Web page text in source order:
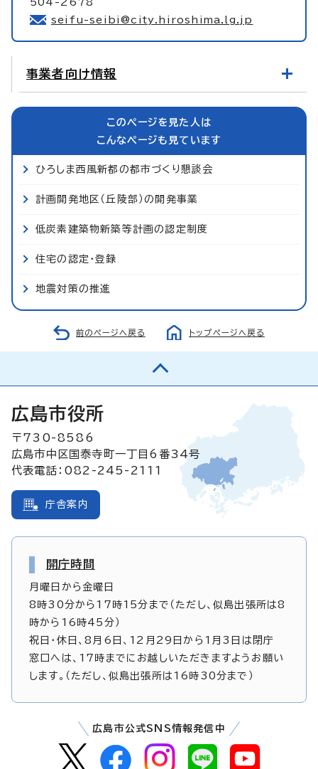
504-2678
seifu-seibi@city.hiroshima.lg.jp
事業者向け情報
このページを見た人は
こんなページも見ています
ひろしま西風新都の都市づくり懇談会
計画開発地区（丘陵部）の開発事業
低炭素建築物新築等計画の認定制度
住宅の認定・登録
地震対策の推進
前のページへ戻る トップページへ戻る
広島市役所
〒730-8586
広島市中区国泰寺町一丁目6番34号
代表電話：082-245-2111
庁舎案内
開庁時間
月曜日から金曜日
8時30分から17時15分まで（ただし、似島出張所は8
時から16時45分）
祝日・休日、8月6日、12月29日から1月3日は閉庁
窓口へは、17時までにお越しいただきますようお願い
します。（ただし、似島出張所は16時30分まで）
広島市公式SNS情報発信中